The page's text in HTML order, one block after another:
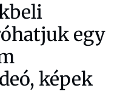
egy
képek